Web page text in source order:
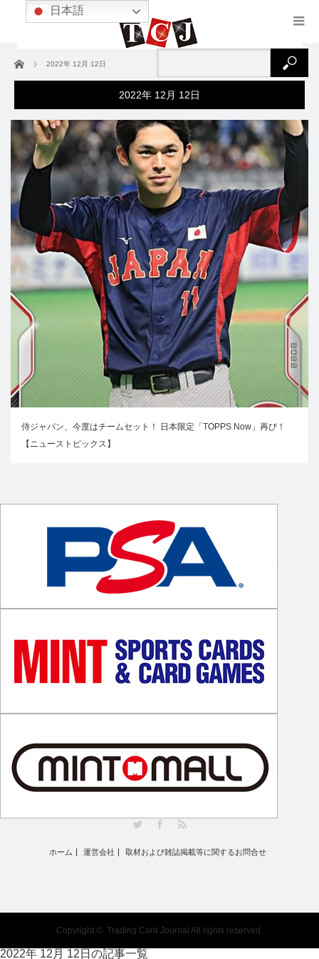
ホーム 2022年 12月 12日
2022年 12月 12日
侍ジャパン、今度はチームセット！ 日本限定「TOPPS Now」再び！
【ニューストピックス】
ホーム 運営会社 取材および雑誌掲載等に関するお問合せ
Copyright © Trading Card Journal All rights reserved.
2022年 12月 12日の記事一覧
日本語